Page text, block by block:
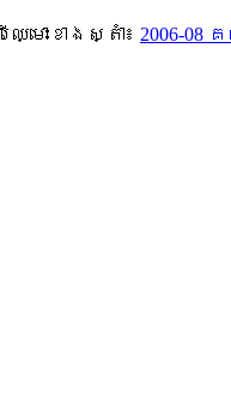
ោះខាងស្តាំ៖ 2006-